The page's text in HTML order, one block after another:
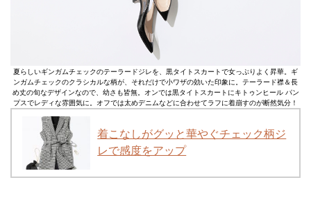
夏らしいギンガムチェックのテーラードジレを、黒タイトスカートで女っぷりよく昇華。ギ
ンガムチェックのクラシカルな柄が、それだけで小ワザの効いた印象に。テーラード襟＆長
め丈の旬なデザインなので、幼さも皆無。オンでは黒タイトスカートにキトゥンヒール パン
プスでレディな雰囲気に。オフでは太めデニムなどに合わせてラフに着崩すのが断然気分！
着こなしがグッと華やぐチェック柄ジ
レで感度をアップ